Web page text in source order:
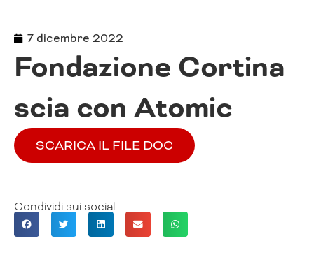
7 dicembre 2022
Fondazione Cortina
scia con Atomic
SCARICA IL FILE DOC
Condividi sui social